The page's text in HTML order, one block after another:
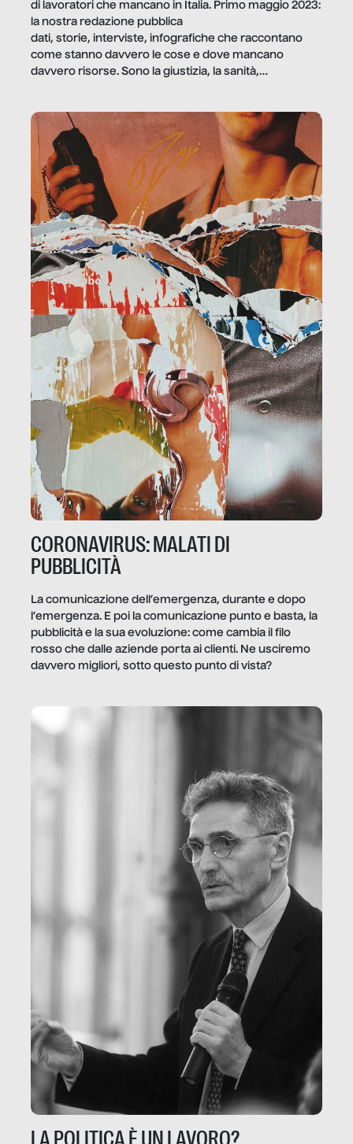
di lavoratori che mancano in Italia. Primo maggio 2023:
la nostra redazione pubblica
dati, storie, interviste, infografiche che raccontano
come stanno davvero le cose e dove mancano
davvero risorse. Sono la giustizia, la sanità,
CORONAVIRUS: MALATI DI
PUBBLICITÀ
La comunicazione dell’emergenza, durante e dopo
l’emergenza. E poi la comunicazione punto e basta, la
pubblicità e la sua evoluzione: come cambia il filo
rosso che dalle aziende porta ai clienti. Ne usciremo
davvero migliori, sotto questo punto di vista?